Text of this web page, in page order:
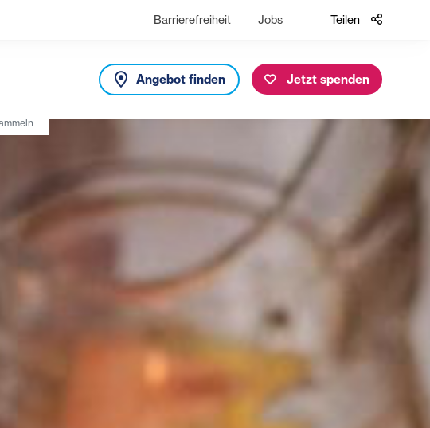
Barrierefreiheit Jobs Teilen
Angebot finden Jetzt spenden